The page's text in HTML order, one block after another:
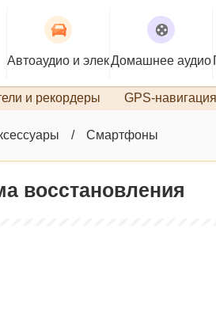
Автоаудио и электроникаДомашнее аудио
и рекордеры GPS-навигация
Смартфоны
восстановления